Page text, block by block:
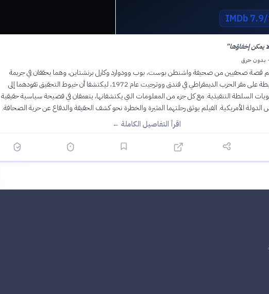
7.9/10
يمكن إخفاؤها”
بدون حرق
قصة صحفيين من صحيفة واشنطن بوست، بوب وودوارد وكارل برنشتاين، وهما يحققان في جريمة
سطو بسيطة على مقر الحزب الديمقراطي في فندق ووترجيت عام 1972، ليكتشفا أن خيوط التحقيق تقودهما إلى
السلطة التنفيذية. مع كل جزء من المعلومات التي يكتشفانها، يتعمقان في فضيحة سياسية حقيقية
الأمريكية. الفيلم يوثق رحلتهما المثيرة والخطرة نحو كشف الحقيقة والدفاع عن حرية الصحافة.
اقرأ التفاصيل الكاملة ←